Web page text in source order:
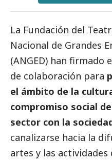
La Fundación del
Nacional de Grandes
(ANGED) han firmado
de colaboración para
el ámbito de la
compromiso social
sector con la
canalizarse hacia la
artes y las actividades